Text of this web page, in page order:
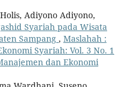
Adiyono Adiyono,
Syariah pada Wisata
Sampang , Maslahah :
Syariah: Vol. 3 No. 1
dan Ekonomi